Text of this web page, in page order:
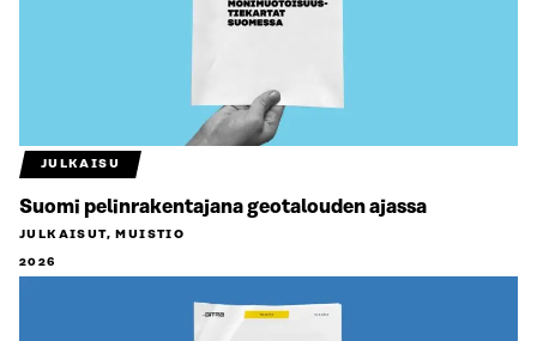
JULKAISU
Suomi pelinrakentajana geotalouden ajassa
JULKAISUT, MUISTIO
2026